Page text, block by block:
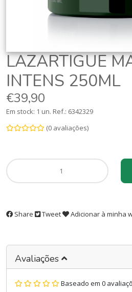
LAZARTIGUE
INTENS 250ML
€39,90
Em stock: 1 un. Ref.: 6342329
(0 avaliações)
Share Tweet Adicionar à minha
Avaliações
Baseado em 0